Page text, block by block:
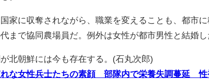
家に収奪されながら、職業を変えることも、都市
まで協同農場員だ。例外は女性が都市男性と結婚し
北朝鮮には今も存在する。(石丸次郎)
な女性兵士たちの素顔 部隊内で栄養失調蔓延 性